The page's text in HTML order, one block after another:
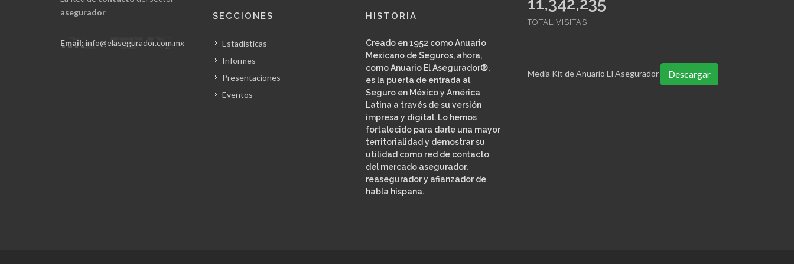
asegurador
Email: info@elasegurador.com.mx
SECCIONES
Estadísticas
Informes
Presentaciones
Eventos
HISTORIA
Creado en 1952 como Anuario
Mexicano de Seguros, ahora,
como Anuario El Asegurador®,
es la puerta de entrada al
Seguro en México y América
Latina a través de su versión
impresa y digital. Lo hemos
fortalecido para darle una mayor
territorialidad y demostrar su
utilidad como red de contacto
del mercado asegurador,
reasegurador y afianzador de
habla hispana.
TOTAL VISITAS
Media Kit de Anuario El Asegurador Descargar